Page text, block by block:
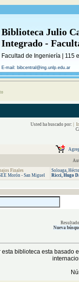
Biblioteca Julio
Integrado -
Facultad de Ingeniería | 115
E-mail: bibcentral@ing.unlp.edu.ar
Usted ha buscado por:
|
Finales
Morón - San Miguel
Soloaga,
Ricci, Hugo
Nueva
esta biblioteca esta basado